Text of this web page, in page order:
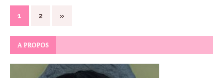
1 2 »
A PROPOS